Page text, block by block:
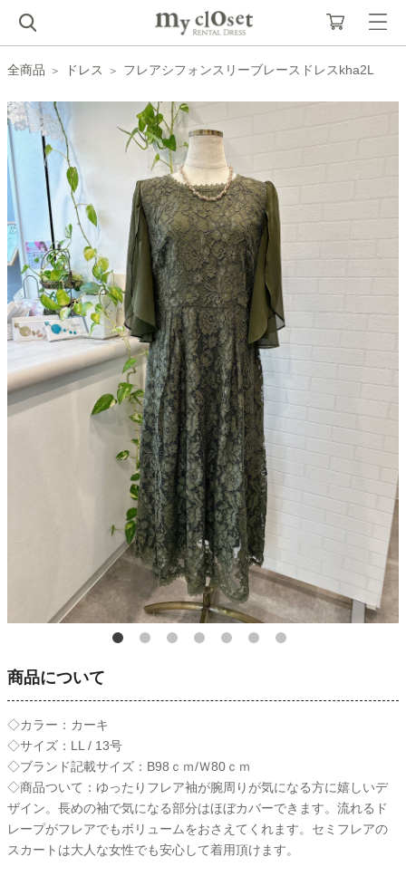
全商品 ドレス フレアシフォンスリーブレースドレスkha2L
商品について
◇カラー：カーキ
◇サイズ：LL / 13号
◇ブランド記載サイズ：B98ｃｍ/Ｗ80ｃｍ
◇商品ついて：ゆったりフレア袖が腕周りが気になる方に嬉しいデ
ザイン。長めの袖で気になる部分はほぼカバーできます。流れるド
レープがフレアでもボリュームをおさえてくれます。セミフレアの
スカートは大人な女性でも安心して着用頂けます。